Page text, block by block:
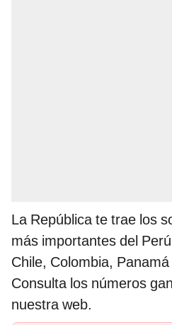
La República te trae los
más importantes del
Chile, Colombia,
Consulta los números
nuestra web.